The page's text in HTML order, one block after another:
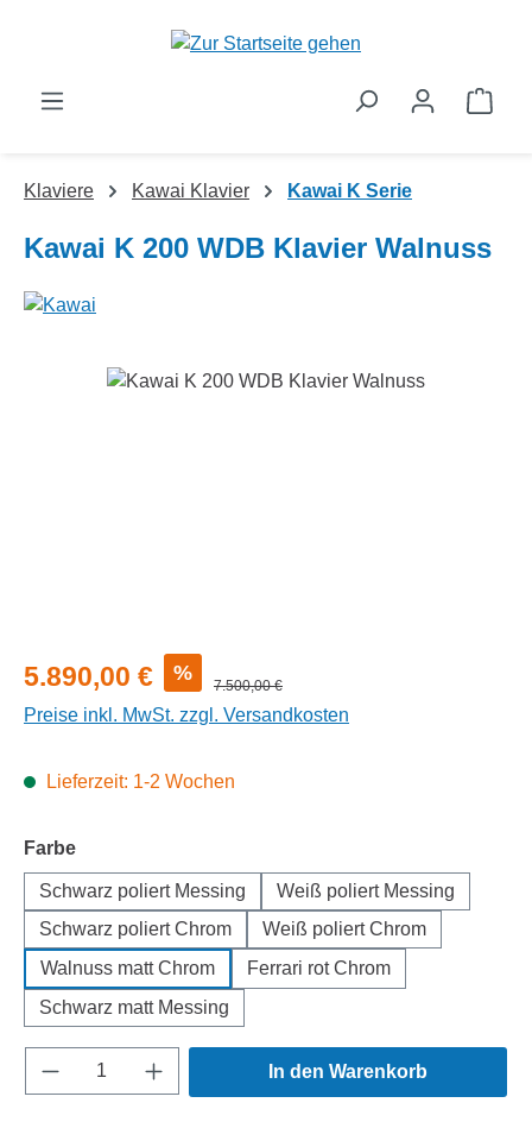
Zum Hauptinhalt springen
Klaviere Kawai Klavier Kawai K Serie
Kawai K 200 WDB Klavier Walnuss
Bildergalerie überspringen
Verkaufspreis:
5.890,00 € % Regulärer Preis:
7.500,00 €
Preise inkl. MwSt. zzgl. Versandkosten
Lieferzeit: 1-2 Wochen
Farbeauswählen
Schwarz poliert Messing
Weiß poliert Messing
Schwarz poliert Chrom
Weiß poliert Chrom
Walnuss matt Chrom
Ferrari rot Chrom
Schwarz matt Messing
Produkt Anzahl: Gib den gewünschten
In den Warenkorb